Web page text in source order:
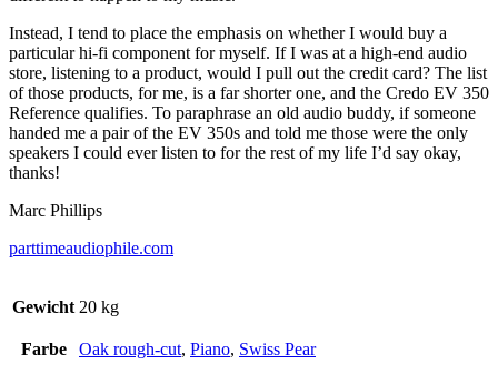
Instead, I tend to place the emphasis on whether I would buy a
particular hi-fi component for myself. If I was at a high-end audio
store, listening to a product, would I pull out the credit card? The list
of those products, for me, is a far shorter one, and the Credo EV 350
Reference qualifies. To paraphrase an old audio buddy, if someone
handed me a pair of the EV 350s and told me those were the only
speakers I could ever listen to for the rest of my life I’d say okay,
thanks!
Marc Phillips
parttimeaudiophile.com
Gewicht 20 kg
Farbe Oak rough-cut, Piano, Swiss Pear